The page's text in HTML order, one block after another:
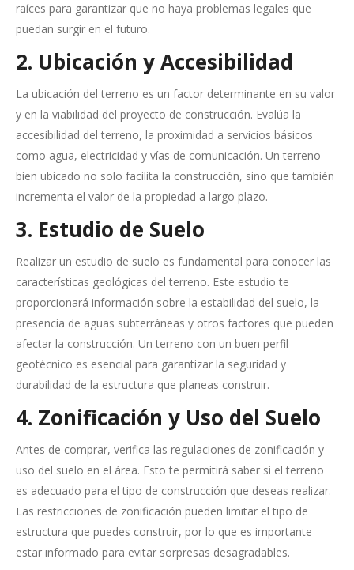
raíces para garantizar que no haya problemas legales que
puedan surgir en el futuro.
2. Ubicación y Accesibilidad
La ubicación del terreno es un factor determinante en su valor
y en la viabilidad del proyecto de construcción. Evalúa la
accesibilidad del terreno, la proximidad a servicios básicos
como agua, electricidad y vías de comunicación. Un terreno
bien ubicado no solo facilita la construcción, sino que también
incrementa el valor de la propiedad a largo plazo.
3. Estudio de Suelo
Realizar un estudio de suelo es fundamental para conocer las
características geológicas del terreno. Este estudio te
proporcionará información sobre la estabilidad del suelo, la
presencia de aguas subterráneas y otros factores que pueden
afectar la construcción. Un terreno con un buen perfil
geotécnico es esencial para garantizar la seguridad y
durabilidad de la estructura que planeas construir.
4. Zonificación y Uso del Suelo
Antes de comprar, verifica las regulaciones de zonificación y
uso del suelo en el área. Esto te permitirá saber si el terreno
es adecuado para el tipo de construcción que deseas realizar.
Las restricciones de zonificación pueden limitar el tipo de
estructura que puedes construir, por lo que es importante
estar informado para evitar sorpresas desagradables.